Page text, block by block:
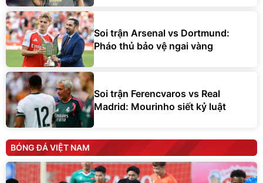
Soi trận Arsenal vs Dortmund:
Pháo thủ bảo vệ ngai vàng
Soi trận Ferencvaros vs Real
Madrid: Mourinho siết kỷ luật
BÓNG ĐÁ VIỆT NAM